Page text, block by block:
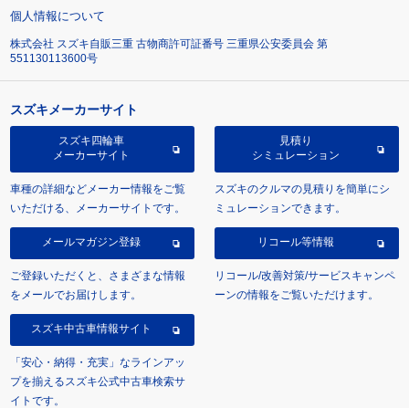
個人情報について
株式会社 スズキ自販三重 古物商許可証番号 三重県公安委員会 第
551130113600号
スズキメーカーサイト
スズキ四輪車
メーカーサイト
車種の詳細などメーカー情報をご覧
いただける、メーカーサイトです。
見積り
シミュレーション
スズキのクルマの見積りを簡単にシ
ミュレーションできます。
メールマガジン登録
ご登録いただくと、さまざまな情報
をメールでお届けします。
リコール等情報
リコール/改善対策/サービスキャンペ
ーンの情報をご覧いただけます。
スズキ中古車情報サイト
「安心・納得・充実」なラインアッ
プを揃えるスズキ公式中古車検索サ
イトです。